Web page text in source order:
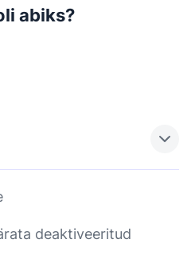
abiks?
deaktiveeritud